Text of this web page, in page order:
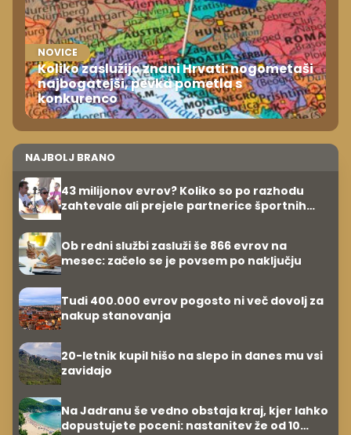
NOVICE
Koliko zaslužijo znani Hrvati: nogometaši
najbogatejši, pevka pometla s
konkurenco
NAJBOLJ BRANO
43 milijonov evrov? Koliko so po razhodu
zahtevale ali prejele partnerice športnih
Ob redni službi zasluži še 866 evrov na
mesec: začelo se je povsem po naključju
Tudi 400.000 evrov pogosto ni več dovolj za
nakup stanovanja
20-letnik kupil hišo na slepo in danes mu vsi
zavidajo
Na Jadranu še vedno obstaja kraj, kjer lahko
dopustujete poceni: nastanitev že od 10